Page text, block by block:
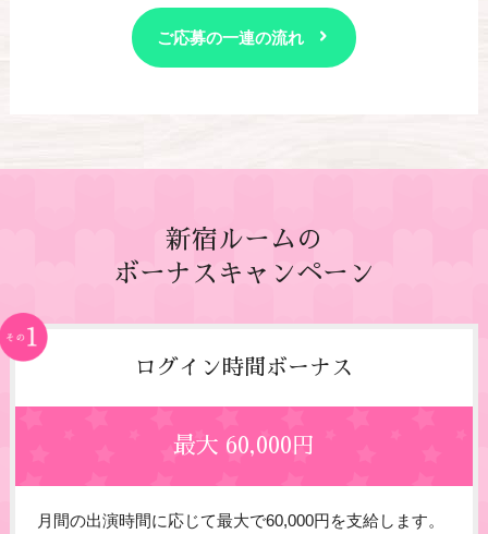
ご応募の一連の流れ
新宿ルームの
ボーナスキャンペーン
ログイン時間ボーナス
最大 60,000円
月間の出演時間に応じて最大で60,000円を支給します。